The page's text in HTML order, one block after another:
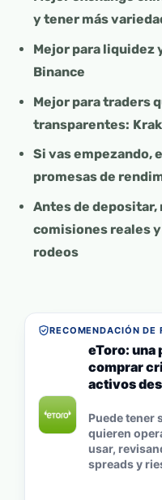
y tener más
Mejor para liquidez
Binance
Mejor para traders
transparentes:
Si vas empezando,
promesas de
Antes de
comisiones reales
rodeos
RECOMENDACIÓN DE
eToro: una
comprar
activos
Puede tener
quieren
usar,
spreads y